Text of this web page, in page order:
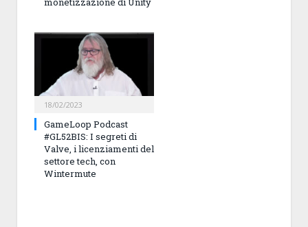
18/02/2023
GameLoop Podcast
#GL52BIS: I segreti di
Valve, i licenziamenti del
settore tech, con
Wintermute